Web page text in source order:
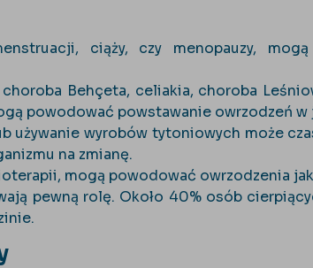
ciąży, czy menopauzy, mogą
Behçeta, celiakia, choroba
powodować powstawanie owrzodzeń w
używanie wyrobów tytoniowych może
na zmianę.
mogą powodować owrzodzenia
pewną rolę. Około 40% osób